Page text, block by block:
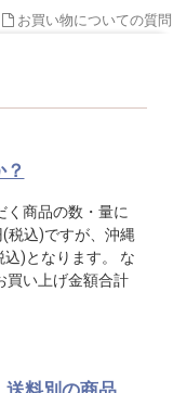
お買い物についての質問
く商品の数・量に
税込)ですが、沖縄
)となります。 な
買い上げ金額合計